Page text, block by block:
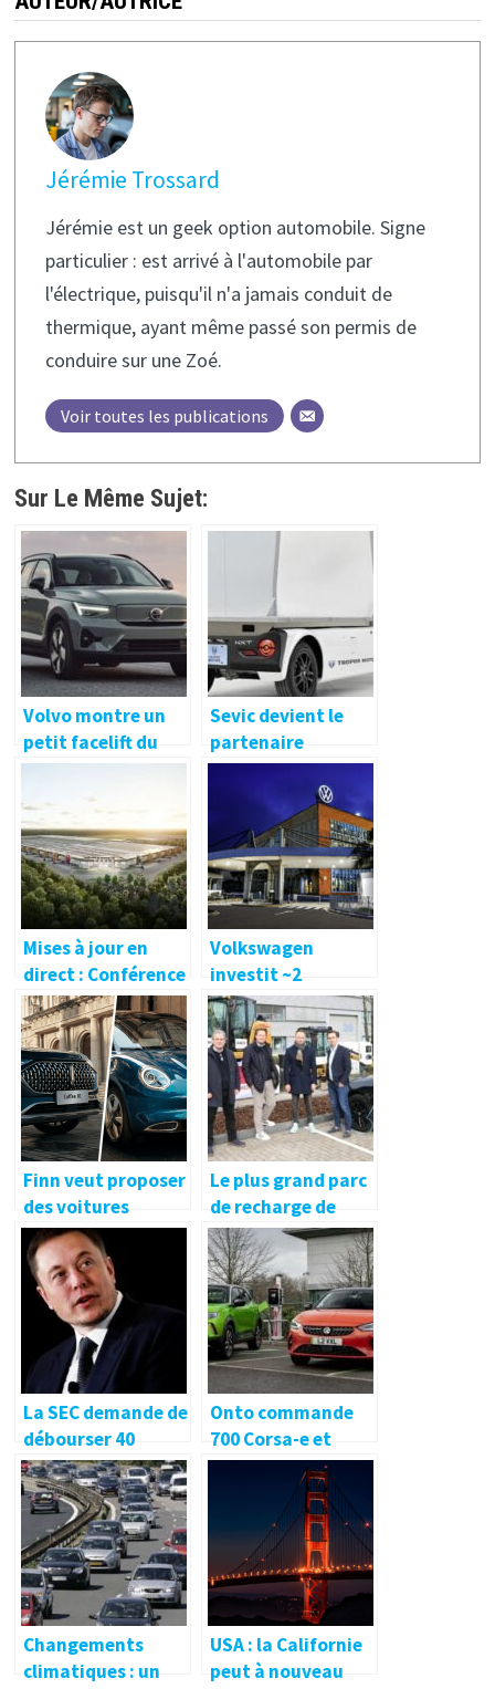
Jérémie Trossard
Jérémie est un geek option automobile. Signe
particulier : est arrivé à l'automobile par
l'électrique, puisqu'il n'a jamais conduit de
thermique, ayant même passé son permis de
conduire sur une Zoé.
Voir toutes les publications
Sur Le Même Sujet:
Volvo montre un
petit facelift du
XC40 Recharge –
electrive.net
Sevic devient le
partenaire
fournisseur
stratégique de
Tropos USA –
electrive.net
Mises à jour en
direct : Conférence
de presse sur le
permis
environnemental
final de Tesla Giga
Berlin
Volkswagen
investit ~2
milliards de dollars
dans une nouvelle
usine pour la
production de la
berline Trinity
Finn veut proposer
des voitures
électriques de
Great Wall –
electrive.net
Le plus grand parc
de recharge de
Cologne s’installe
au Coloneum –
electrive.net
La SEC demande de
débourser 40
millions de dollars
aux investisseurs
quatre ans après le
règlement de
l’affaire Musk
Onto commande
700 Corsa-e et
Mokka-e –
electrive.net
Changements
climatiques : un
USA : la Californie
peut à nouveau